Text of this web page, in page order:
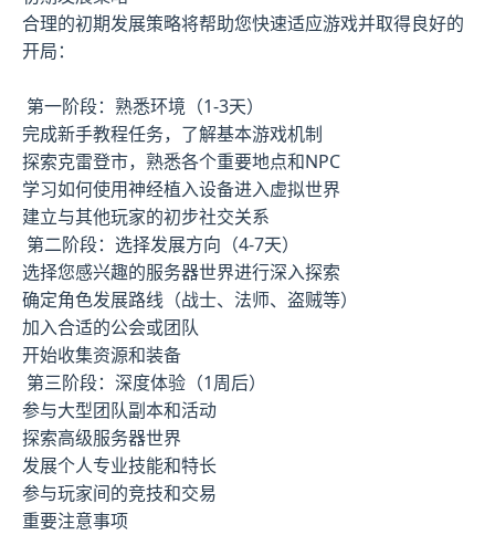
合理的初期发展策略将帮助您快速适应游戏并取得良好的
开局：
第一阶段：熟悉环境（1-3天）
完成新手教程任务，了解基本游戏机制
探索克雷登市，熟悉各个重要地点和NPC
学习如何使用神经植入设备进入虚拟世界
建立与其他玩家的初步社交关系
第二阶段：选择发展方向（4-7天）
选择您感兴趣的服务器世界进行深入探索
确定角色发展路线（战士、法师、盗贼等）
加入合适的公会或团队
开始收集资源和装备
第三阶段：深度体验（1周后）
参与大型团队副本和活动
探索高级服务器世界
发展个人专业技能和特长
参与玩家间的竞技和交易
重要注意事项